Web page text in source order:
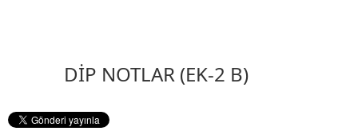
DİP NOTLAR (EK-2 B)